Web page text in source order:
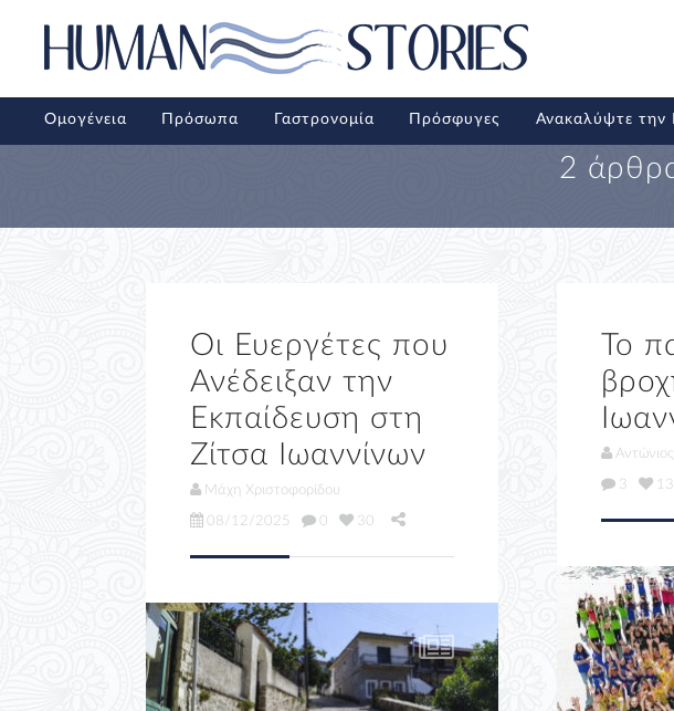
Ομογένεια Πρόσωπα Γαστρονομία Πρόσφυγες Ανακαλύψτε την
2
Οι Ευεργέτες που
Ανέδειξαν την
Εκπαίδευση στη
Ζίτσα Ιωαννίνων
Μάχη Χριστοφορίδου
08/12/2025
0 30
Το
3
13